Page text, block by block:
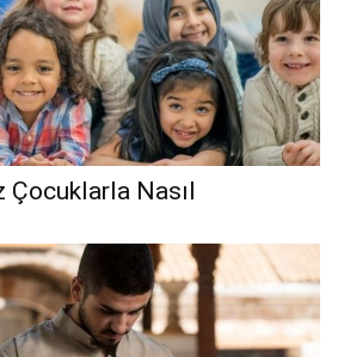
Çocuklarla Nasıl